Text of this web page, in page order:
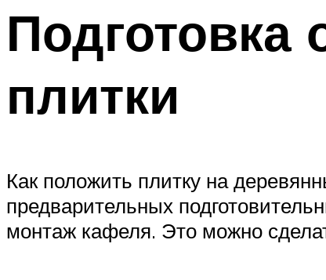
Подготовка
плитки
Как положить плитку на
предварительных
монтаж кафеля. Это можно